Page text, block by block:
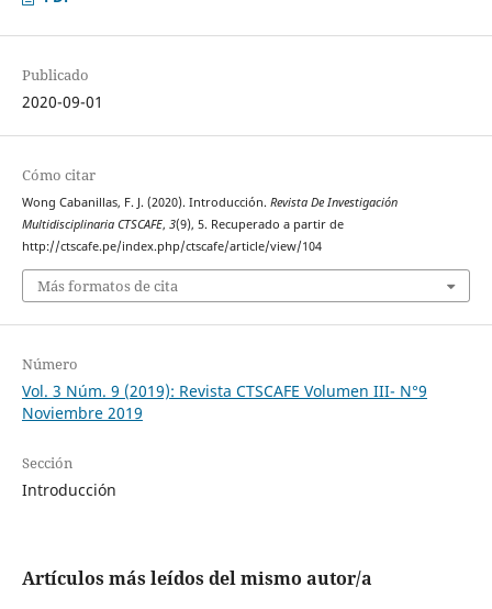
Publicado
2020-09-01
Cómo citar
Wong Cabanillas, F. J. (2020). Introducción. Revista De Investigación
Multidisciplinaria CTSCAFE, 3(9), 5. Recuperado a partir de
http://ctscafe.pe/index.php/ctscafe/article/view/104
Más formatos de cita
Número
Vol. 3 Núm. 9 (2019): Revista CTSCAFE Volumen III- N°9
Noviembre 2019
Sección
Introducción
Artículos más leídos del mismo autor/a